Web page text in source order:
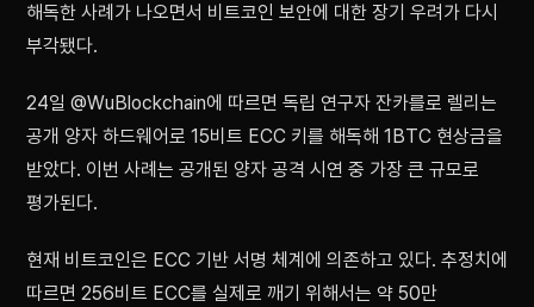
해독한 사례가 나오면서 비트코인 보안에 대한 장기 우려가 다시
부각됐다.
24일 @WuBlockchain에 따르면 독립 연구자 잔카를로 렐리는
공개 양자 하드웨어로 15비트 ECC 키를 해독해 1BTC 현상금을
받았다. 이번 사례는 공개된 양자 공격 시연 중 가장 큰 규모로
평가된다.
현재 비트코인은 ECC 기반 서명 체계에 의존하고 있다. 추정치에
따르면 256비트 ECC를 실제로 깨기 위해서는 약 50만